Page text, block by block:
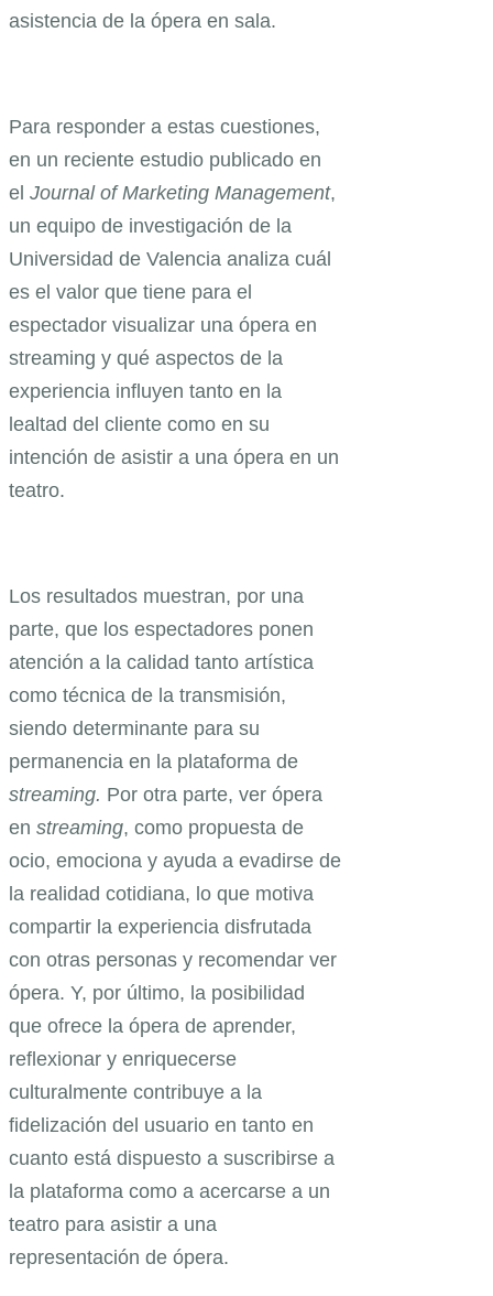
asistencia de la ópera en sala.
Para responder a estas cuestiones,
en un reciente estudio publicado en
el Journal of Marketing Management,
un equipo de investigación de la
Universidad de Valencia analiza cuál
es el valor que tiene para el
espectador visualizar una ópera en
streaming y qué aspectos de la
experiencia influyen tanto en la
lealtad del cliente como en su
intención de asistir a una ópera en un
teatro.
Los resultados muestran, por una
parte, que los espectadores ponen
atención a la calidad tanto artística
como técnica de la transmisión,
siendo determinante para su
permanencia en la plataforma de
streaming. Por otra parte, ver ópera
en streaming, como propuesta de
ocio, emociona y ayuda a evadirse de
la realidad cotidiana, lo que motiva
compartir la experiencia disfrutada
con otras personas y recomendar ver
ópera. Y, por último, la posibilidad
que ofrece la ópera de aprender,
reflexionar y enriquecerse
culturalmente contribuye a la
fidelización del usuario en tanto en
cuanto está dispuesto a suscribirse a
la plataforma como a acercarse a un
teatro para asistir a una
representación de ópera.